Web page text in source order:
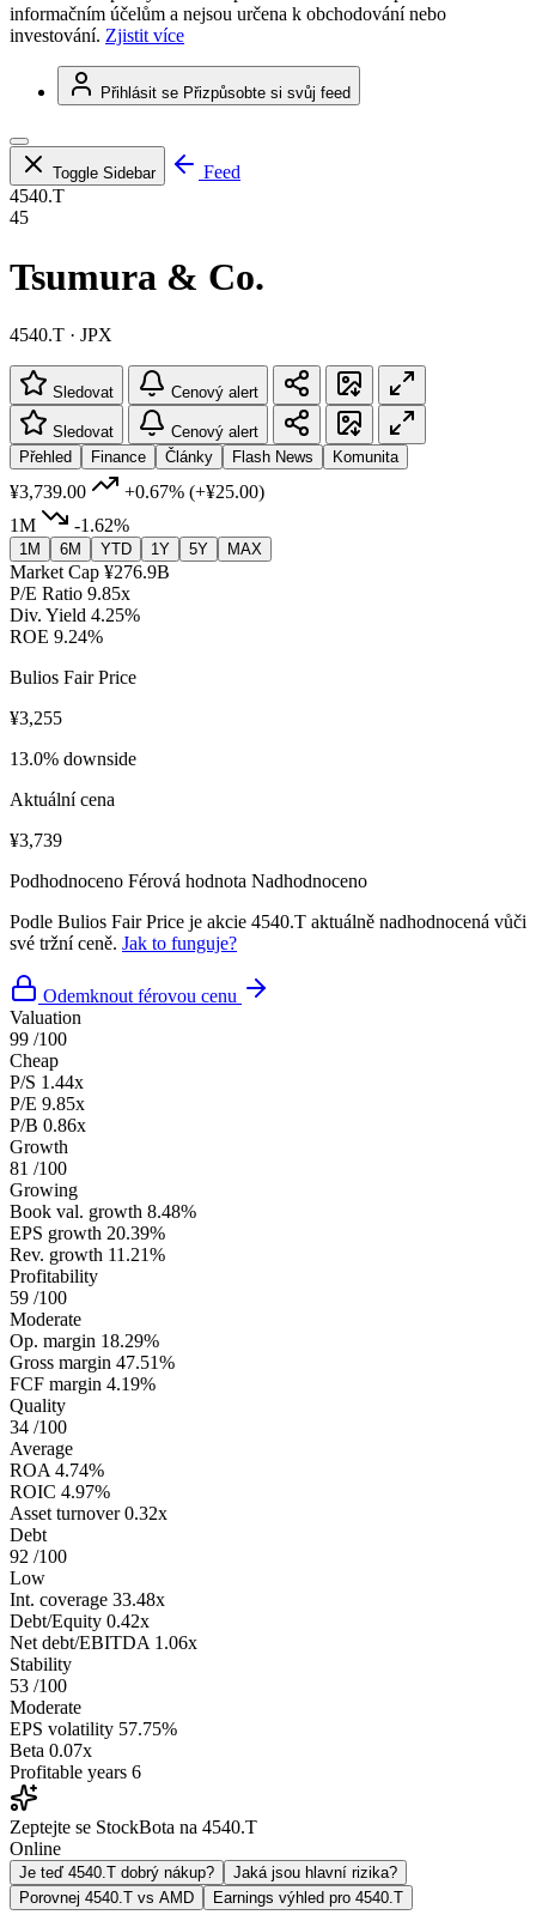
informačním účelům a nejsou určena k obchodování nebo
investování. Zjistit více
Přihlásit se Přizpůsobte si svůj feed
Toggle Sidebar
Feed
4540.T
45
Tsumura & Co.
4540.T · JPX
Sledovat Cenový alert
Sledovat
Cenový alert
Přehled
Finance Články Flash News Komunita
¥3,739.00 +0.67% (+¥25.00)
1M
-1.62%
1M 6M YTD 1Y 5Y MAX
Market Cap ¥276.9B
P/E Ratio 9.85x
Div. Yield 4.25%
ROE 9.24%
Bulios Fair Price
¥3,255
13.0% downside
Aktuální cena
¥3,739
Podhodnoceno Férová hodnota Nadhodnoceno
Podle Bulios Fair Price je akcie 4540.T aktuálně nadhodnocená vůči
své tržní ceně. Jak to funguje?
Odemknout férovou cenu
Valuation
99 /100
Cheap
P/S 1.44x
P/E 9.85x
P/B 0.86x
Growth
81 /100
Growing
Book val. growth 8.48%
EPS growth 20.39%
Rev. growth 11.21%
Profitability
59 /100
Moderate
Op. margin 18.29%
Gross margin 47.51%
FCF margin 4.19%
Quality
34 /100
Average
ROA 4.74%
ROIC 4.97%
Asset turnover 0.32x
Debt
92 /100
Low
Int. coverage 33.48x
Debt/Equity 0.42x
Net debt/EBITDA 1.06x
Stability
53 /100
Moderate
EPS volatility 57.75%
Beta 0.07x
Profitable years 6
Zeptejte se StockBota na 4540.T
Online
Je teď 4540.T dobrý nákup?
Jaká jsou hlavní rizika?
Porovnej 4540.T vs AMD
Earnings výhled pro 4540.T